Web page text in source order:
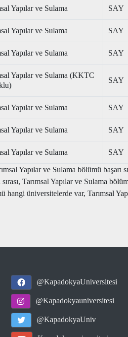
Yapılar ve Sulama SAY
Yapılar ve Sulama SAY
Yapılar ve Sulama SAY
Yapılar ve Sulama (KKTC
SAY
Yapılar ve Sulama SAY
Yapılar ve Sulama SAY
Yapılar ve Sulama SAY
Yapılar ve Sulama bölümü başarı
sırası, Tarımsal Yapılar ve Sulama
hangi üniversitelerde var, Tarımsal
@KapadokyaUniversitesi
@Kapadokyauniversitesi
@KapadokyaUniv